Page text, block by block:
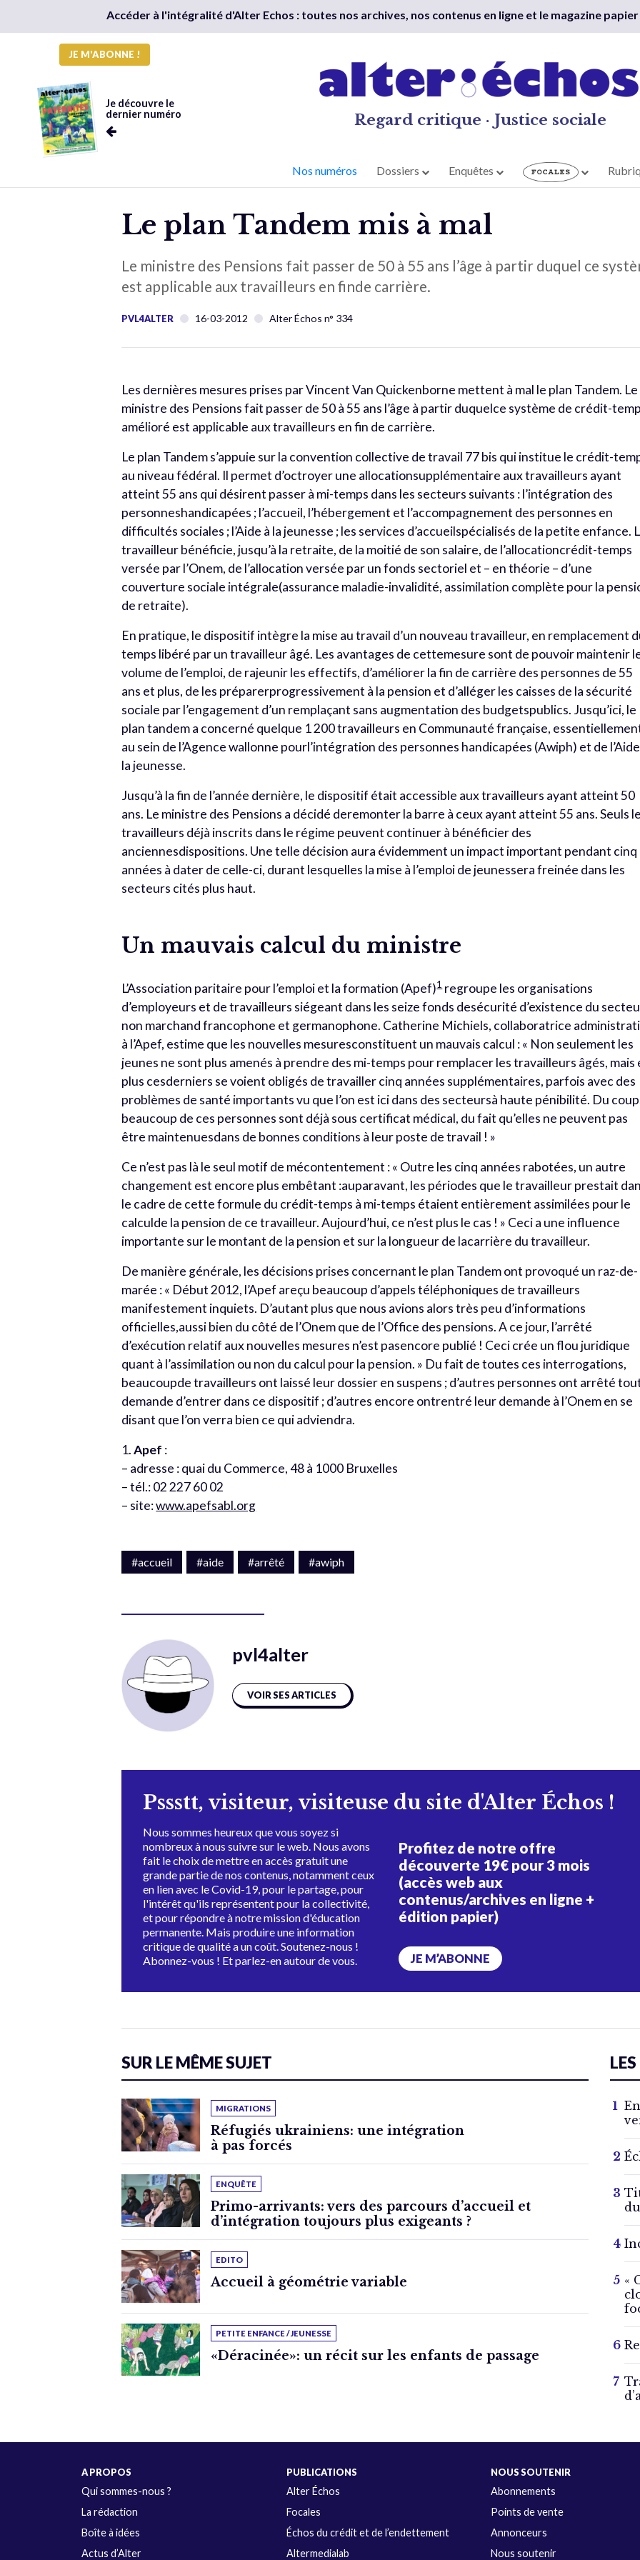
Accéder à l'intégralité d'Alter Echos : toutes nos archives, nos contenus en ligne et le magazine
JE M'ABONNE !
Je découvre le
dernier numéro
Regard critique · Justice sociale
Nos numéros Dossiers Enquêtes
Le plan Tandem mis à mal
Le ministre des Pensions fait passer de 50 à 55 ans l’âge à partir duquel ce
est applicable aux travailleurs en finde carrière.
PVL4ALTER 16-03-2012 Alter Échos n° 334
Les dernières mesures prises par Vincent Van Quickenborne mettent à mal le plan Tandem. Le
ministre des Pensions fait passer de 50 à 55 ans l’âge à partir duquelce système de crédit-
amélioré est applicable aux travailleurs en fin de carrière.
Le plan Tandem s’appuie sur la convention collective de travail 77 bis qui institue le crédit-
au niveau fédéral. Il permet d’octroyer une allocationsupplémentaire aux travailleurs ayant
atteint 55 ans qui désirent passer à mi-temps dans les secteurs suivants : l’intégration des
personneshandicapées ; l’accueil, l’hébergement et l’accompagnement des personnes en
difficultés sociales ; l’Aide à la jeunesse ; les services d’accueilspécialisés de la petite enfance.
travailleur bénéficie, jusqu’à la retraite, de la moitié de son salaire, de l’allocationcrédit-temps
versée par l’Onem, de l’allocation versée par un fonds sectoriel et – en théorie – d’une
couverture sociale intégrale(assurance maladie-invalidité, assimilation complète pour la
de retraite).
En pratique, le dispositif intègre la mise au travail d’un nouveau travailleur, en remplacement
temps libéré par un travailleur âgé. Les avantages de cettemesure sont de pouvoir maintenir
volume de l’emploi, de rajeunir les effectifs, d’améliorer la fin de carrière des personnes de 55
ans et plus, de les préparerprogressivement à la pension et d’alléger les caisses de la sécurité
sociale par l’engagement d’un remplaçant sans augmentation des budgetspublics. Jusqu’ici, le
plan tandem a concerné quelque 1 200 travailleurs en Communauté française,
au sein de l’Agence wallonne pourl’intégration des personnes handicapées (Awiph) et de
la jeunesse.
Jusqu’à la fin de l’année dernière, le dispositif était accessible aux travailleurs ayant atteint 50
ans. Le ministre des Pensions a décidé deremonter la barre à ceux ayant atteint 55 ans. Seuls
travailleurs déjà inscrits dans le régime peuvent continuer à bénéficier des
anciennesdispositions. Une telle décision aura évidemment un impact important pendant cinq
années à dater de celle-ci, durant lesquelles la mise à l’emploi de jeunessera freinée dans les
secteurs cités plus haut.
Un mauvais calcul du ministre
L’Association paritaire pour l’emploi et la formation (Apef)1regroupe les organisations
d’employeurs et de travailleurs siégeant dans les seize fonds desécurité d’existence du
non marchand francophone et germanophone. Catherine Michiels, collaboratrice
à l’Apef, estime que les nouvelles mesuresconstituent un mauvais calcul : « Non seulement les
jeunes ne sont plus amenés à prendre des mi-temps pour remplacer les travailleurs âgés, mais
plus cesderniers se voient obligés de travailler cinq années supplémentaires, parfois avec des
problèmes de santé importants vu que l’on est ici dans des secteursà haute pénibilité. Du
beaucoup de ces personnes sont déjà sous certificat médical, du fait qu’elles ne peuvent pas
être maintenuesdans de bonnes conditions à leur poste de travail ! »
Ce n’est pas là le seul motif de mécontentement : « Outre les cinq années rabotées, un autre
changement est encore plus embêtant :auparavant, les périodes que le travailleur prestait
le cadre de cette formule du crédit-temps à mi-temps étaient entièrement assimilées pour le
calculde la pension de ce travailleur. Aujourd’hui, ce n’est plus le cas ! » Ceci a une influence
importante sur le montant de la pension et sur la longueur de lacarrière du travailleur.
De manière générale, les décisions prises concernant le plan Tandem ont provoqué un raz-de-
marée : « Début 2012, l’Apef areçu beaucoup d’appels téléphoniques de travailleurs
manifestement inquiets. D’autant plus que nous avions alors très peu d’informations
officielles,aussi bien du côté de l’Onem que de l’Office des pensions. A ce jour, l’arrêté
d’exécution relatif aux nouvelles mesures n’est pasencore publié ! Ceci crée un flou juridique
quant à l’assimilation ou non du calcul pour la pension. » Du fait de toutes ces interrogations,
beaucoupde travailleurs ont laissé leur dossier en suspens ; d’autres personnes ont arrêté
demande d’entrer dans ce dispositif ; d’autres encore ontrentré leur demande à l’Onem en se
disant que l’on verra bien ce qui adviendra.
1.Apef :
– adresse : quai du Commerce, 48 à 1000 Bruxelles
– tél.: 02 227 60 02
– site:www.apefsabl.org
#accueil #aide #arrêté #awiph
pvl4alter
VOIR SES ARTICLES
Pssstt, visiteur, visiteuse du site d'Alter Échos !
Nous sommes heureux que vous soyez si
nombreux à nous suivre sur le web. Nous avons
fait le choix de mettre en accès gratuit une
grande partie de nos contenus, notamment ceux
en lien avec le Covid-19, pour le partage, pour
l'intérêt qu'ils représentent pour la collectivité,
et pour répondre à notre mission d'éducation
permanente. Mais produire une information
critique de qualité a un coût. Soutenez-nous !
Abonnez-vous ! Et parlez-en autour de vous.
Profitez de notre offre
découverte 19€ pour 3 mois
(accès web aux
contenus/archives en ligne +
édition papier)
JE M’ABONNE
SUR LE MÊME SUJET
MIGRATIONS
Réfugiés ukrainiens: une intégration
à pas forcés
ENQUÊTE
Primo-arrivants: vers des parcours d’accueil et
d’intégration toujours plus exigeants ?
EDITO
Accueil à géométrie variable
PETITE ENFANCE / JEUNESSE
«Déracinée»: un récit sur les enfants de passage
«
A PROPOS
Qui sommes-nous ?
La rédaction
Boîte à idées
Actus d’Alter
PUBLICATIONS
Alter Échos
Focales
Échos du crédit et de l’endettement
Altermedialab
NOUS SOUTENIR
Abonnements
Points de vente
Annonceurs
Nous soutenir